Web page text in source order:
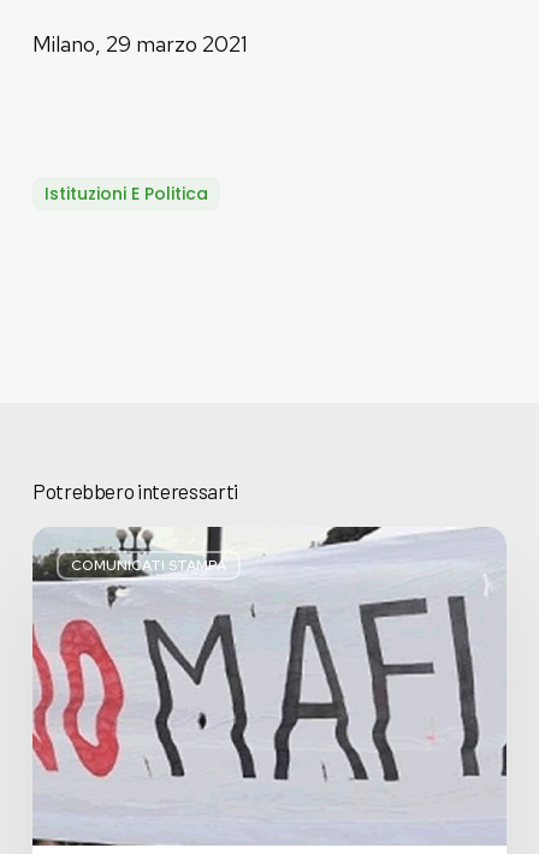
Milano, 29 marzo 2021
Istituzioni E Politica
Potrebbero interessarti
COMUNICATI STAMPA
Basta
bugie,
Regione
Lombardia
pratica
l’antimafia
solo
a
parole